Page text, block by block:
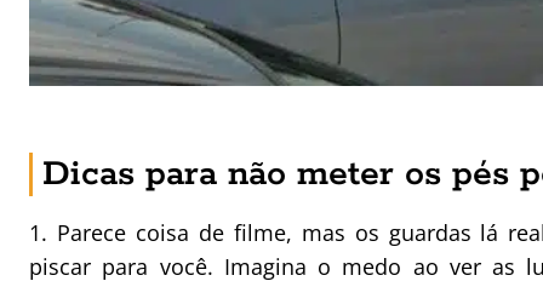
Dicas para não meter os pés
1. Parece coisa de filme, mas os guardas lá
piscar para você. Imagina o medo ao ver as